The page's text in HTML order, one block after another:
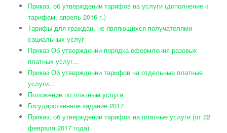
Приказ, об утверждении тарифов на услуги (дополнение к
тарифам, апрель 2016 г.)
Тарифы для граждан, не являющихся получателями
социальных услуг
Приказ Об утверждении порядка оформления разовых
платных услуг...
Приказ Об утверждении тарифов на отдельные платные
услуги...
Положение по платным услуга
Государственное задание 2017
Приказ, об утверждении тарифов на платные услуги (от 22
февраля 2017 года)